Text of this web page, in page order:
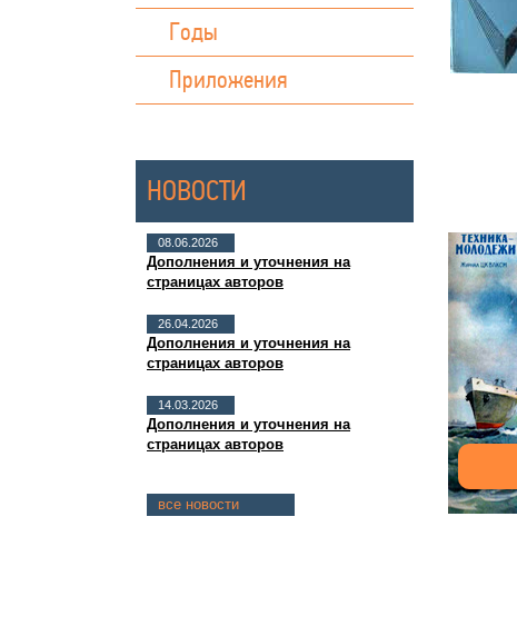
Годы
Приложения
НОВОСТИ
08.06.2026
Дополнения и уточнения на
страницах авторов
26.04.2026
Дополнения и уточнения на
страницах авторов
14.03.2026
Дополнения и уточнения на
страницах авторов
все новости